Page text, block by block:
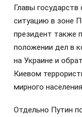
Главы
ситуацию в зоне
президент также
положении дел в
на Украине и
Киевом
мирного
Отдельно Путин